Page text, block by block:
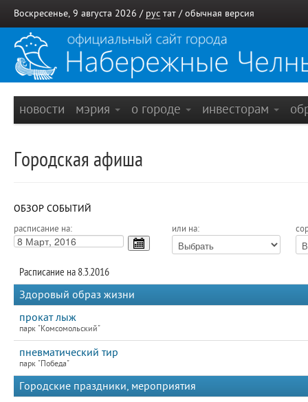
Воскресенье, 9 августа 2026 / рус тат / обычная версия
новости мэрия о городе инвесторам
Городская афиша
ОБЗОР СОБЫТИЙ
расписание на: или на:
Расписание на 8.3.2016
Здоровый образ жизни
прокат лыж
парк "Комсомольский"
пневматический тир
парк "Победа"
Городские праздники, мероприятия